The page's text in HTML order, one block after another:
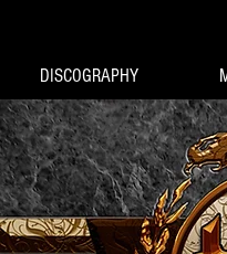
DISCOGRAPHY